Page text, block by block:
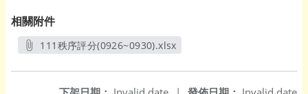
相關附件
111秩序評分(0926~0930).xlsx